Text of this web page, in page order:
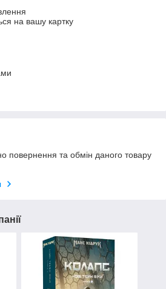
на вашу картку
повернення та обмін даного товару